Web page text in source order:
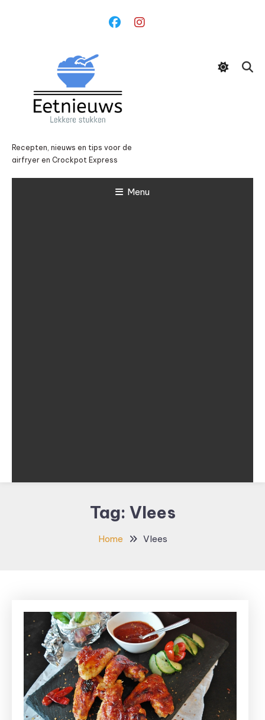
Recepten, nieuws en tips voor de
airfryer en Crockpot Express
Menu
Tag: Vlees
Home Vlees